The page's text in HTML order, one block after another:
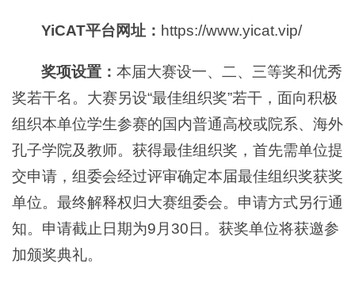
YiCAT平台网址： https://www.yicat.vip/
奖项设置：本届大赛设一、二、三等奖和优秀
奖若干名。大赛另设“最佳组织奖”若干，面向积极
组织本单位学生参赛的国内普通高校或院系、海外
孔子学院及教师。获得最佳组织奖，首先需单位提
交申请，组委会经过评审确定本届最佳组织奖获奖
单位。最终解释权归大赛组委会。申请方式另行通
知。申请截止日期为9月30日。获奖单位将获邀参
加颁奖典礼。